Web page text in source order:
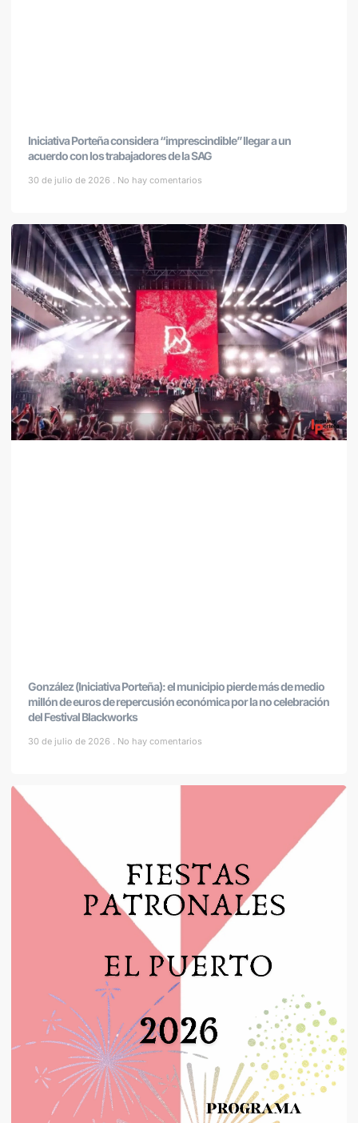
Iniciativa Porteña considera “imprescindible” llegar a un
acuerdo con los trabajadores de la SAG
30 de julio de 2026 No hay comentarios
González (Iniciativa Porteña): el municipio pierde más de medio
millón de euros de repercusión económica por la no celebración
del Festival Blackworks
30 de julio de 2026 No hay comentarios